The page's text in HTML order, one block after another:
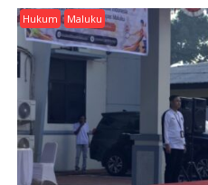
G
A
T
O
N
Hukum Maluku